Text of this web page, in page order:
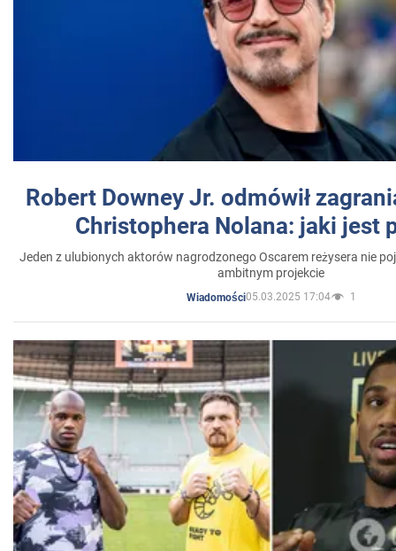
Robert Downey Jr. odmówił
Christophera Nolana: jaki jest
Jeden z ulubionych aktorów nagrodzonego Oscarem reżysera nie
ambitnym projekcie
Wiadomości05.03.2025 17:04 1